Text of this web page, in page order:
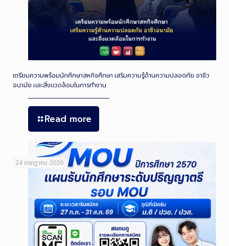
เตรียมความพร้อมนักศึกษาสหกิจศึกษา เสริมความรู้ด้านความปลอดภัย อาชีว
อนามัย และสิ่งแวดล้อมในการทำงาน
Read more
24 กรกฎาคม 2026